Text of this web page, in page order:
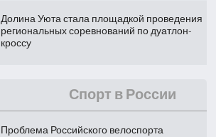
Долина Уюта стала площадкой проведения
региональных соревнований по дуатлон-
кроссу
Спорт в России
Проблема Российского велоспорта